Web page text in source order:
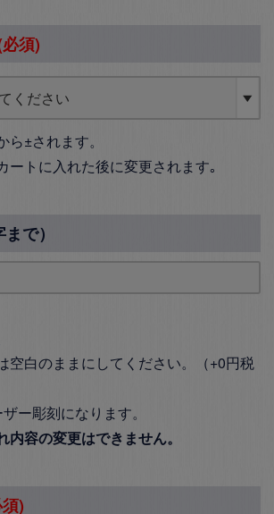
須)
±されます。
ートに入れた後に変更されます｡
で）
空白のままにしてください。（+0円税
ー彫刻になります。
内容の変更はできません。
)